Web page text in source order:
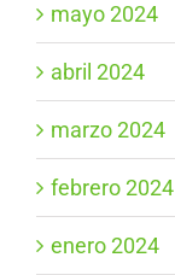
mayo 2024
abril 2024
marzo 2024
febrero 2024
enero 2024